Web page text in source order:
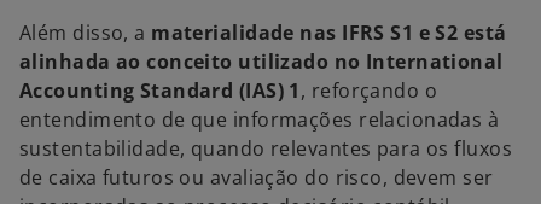
Além disso, a materialidade nas IFRS S1 e S2 está
alinhada ao conceito utilizado no International
Accounting Standard (IAS) 1, reforçando o
entendimento de que informações relacionadas à
sustentabilidade, quando relevantes para os fluxos
de caixa futuros ou avaliação do risco, devem ser